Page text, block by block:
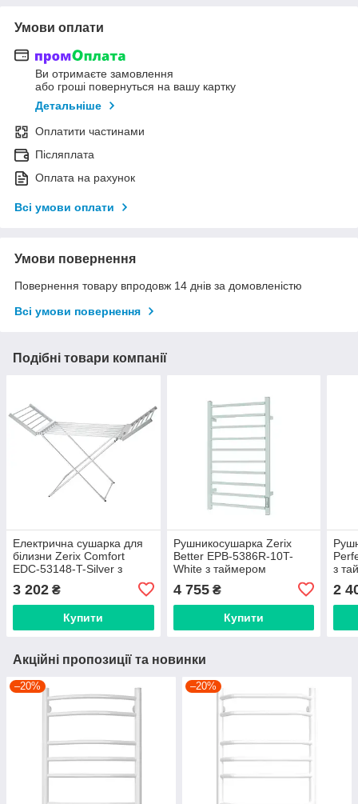
Умови оплати
Ви отримаєте замовлення
або гроші повернуться на вашу картку
Детальніше
Оплатити частинами
Післяплата
Оплата на рахунок
Всі умови оплати
Умови повернення
Повернення товару впродовж 14 днів за домовленістю
Всі умови повернення
Подібні товари компанії
Електрична сушарка для
білизни Zerix Comfort
EDC-53148-T-Silver з
3 202 ₴
Купити
Рушникосушарка Zerix
Better EPB-5386R-10T-
White з таймером
4 755₴
Купити
з
2
Акційні пропозиції та новинки
–20% –20%